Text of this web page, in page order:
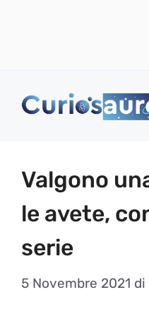
Valgono
le avete,
serie
5 Novembre 2021 di